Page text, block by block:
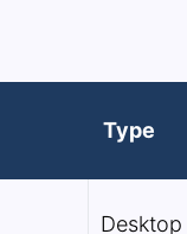
Type
Desktop